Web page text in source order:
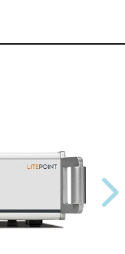
Next